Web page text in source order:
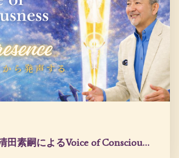
8月23日開催｜清田素嗣によるVoice of Consciousness